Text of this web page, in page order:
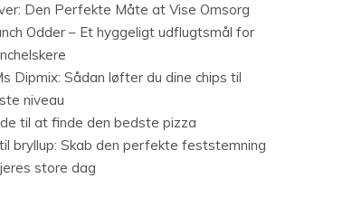
Den Perfekte Måte at Vise Omsorg
Odder – Et hyggeligt udflugtsmål for
Dipmix: Sådan løfter du dine chips til
niveau
til at finde den bedste pizza
bryllup: Skab den perfekte feststemning
store dag